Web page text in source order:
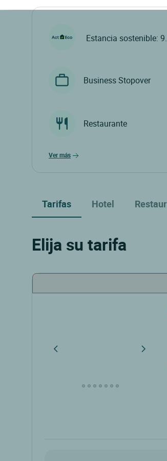
Estancia sostenible:
Business Stopover
Restaurante
ver más
Tarifas Hotel
Elija su tarifa